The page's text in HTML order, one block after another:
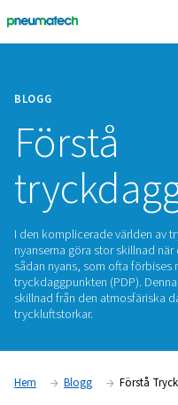
BLOGG
Förstå
I den komplicerade
nyanserna göra stor
tryckdaggpunkten
skillnad från den
tryckluftstorkar.